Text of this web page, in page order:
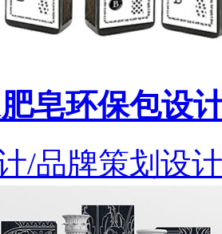
皂环保包设
/品牌策划设